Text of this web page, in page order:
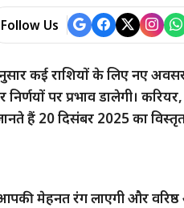
Follow Us
कई राशियों के लिए नए
पर प्रभाव डालेगी।
हैं 20 दिसंबर 2025 का
आपकी मेहनत रंग लाएगी और